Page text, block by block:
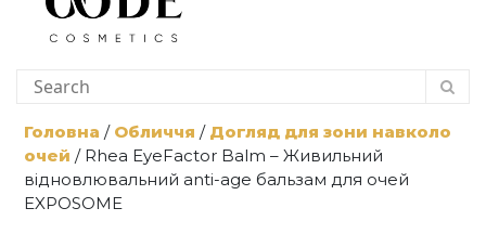
Головна / Обличчя / Догляд для зони навколо
очей / Rhea EyeFactor Balm – Живильний
відновлювальний anti-age бальзам для очей
EXPOSOME